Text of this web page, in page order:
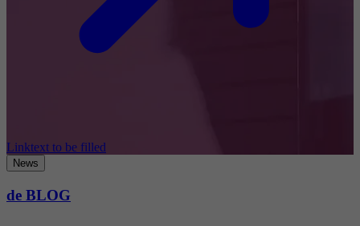
Linktext to be filled
News
de BLOG